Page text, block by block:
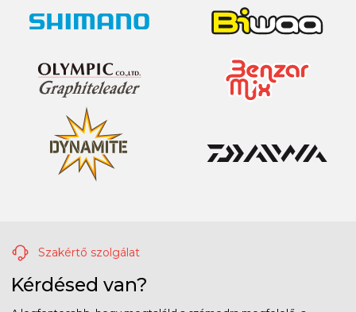
Szakértő szolgálat
Kérdésed van?